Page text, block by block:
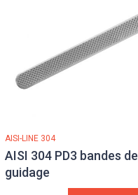
AISI-LINE 304
AISI 304 PD3 bandes de
guidage